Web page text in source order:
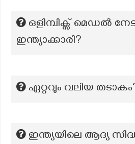
ഒളിമ്പിക്സ് മെഡൽ
ഇന്ത്യാക്കാരി?
ഏറ്റവും വലിയ
ഇന്ത്യയിലെ ആദ്യ